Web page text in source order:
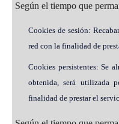
Según el tiempo que
Cookies de sesión:
red con la finalidad de
Cookies persistentes: Se
obtenida, será utilizada
finalidad de prestar el